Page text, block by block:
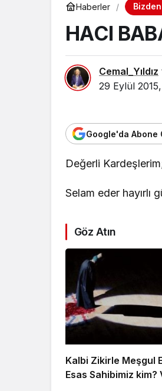
Haberler
HACI
Cemal_Yıldız
29 Eylül
Google'da Abone
Değerli
Selam eder hayırlı
Göz Atın
Kalbi Zikirle Meşgul
Esas Sahibimiz kim?